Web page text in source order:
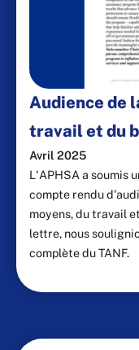
Audience de
travail et du
Avril 2025
L'APHSA a soumis
compte rendu
moyens, du travail
lettre, nous
complète du TANF.